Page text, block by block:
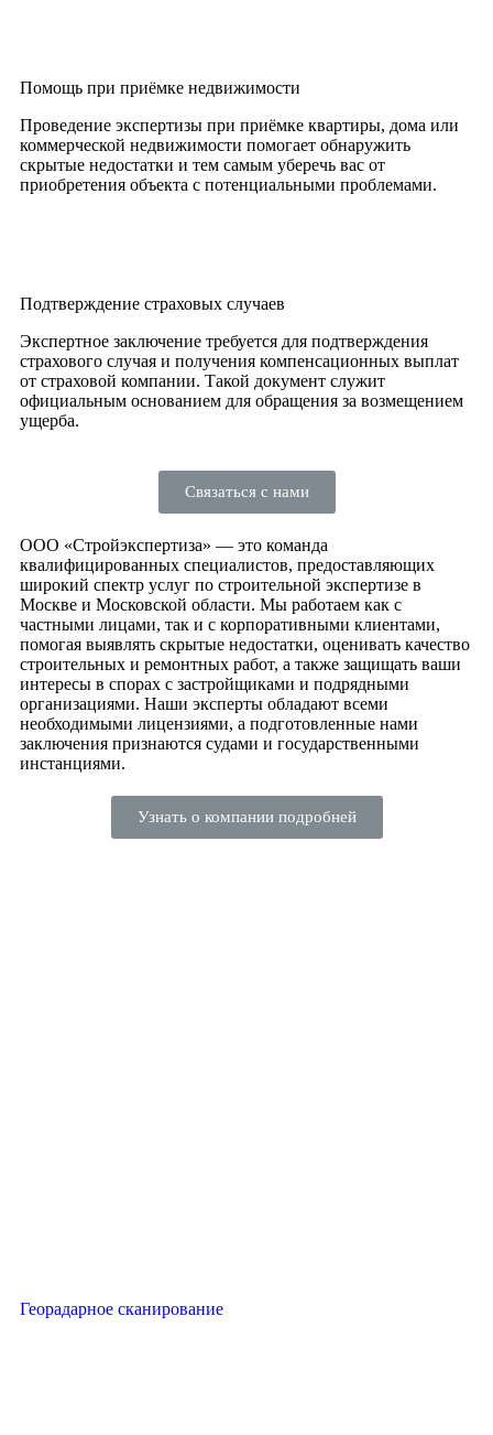
Помощь при приёмке недвижимости
Проведение экспертизы при приёмке квартиры, дома или
коммерческой недвижимости помогает обнаружить
скрытые недостатки и тем самым уберечь вас от
приобретения объекта с потенциальными проблемами.
Подтверждение страховых случаев
Экспертное заключение требуется для подтверждения
страхового случая и получения компенсационных выплат
от страховой компании. Такой документ служит
официальным основанием для обращения за возмещением
ущерба.
Связаться с нами
ООО «Стройэкспертиза» — это команда
квалифицированных специалистов, предоставляющих
широкий спектр услуг по строительной экспертизе в
Москве и Московской области. Мы работаем как с
частными лицами, так и с корпоративными клиентами,
помогая выявлять скрытые недостатки, оценивать качество
строительных и ремонтных работ, а также защищать ваши
интересы в спорах с застройщиками и подрядными
организациями. Наши эксперты обладают всеми
необходимыми лицензиями, а подготовленные нами
заключения признаются судами и государственными
инстанциями.
Узнать о компании подробней
Георадарное сканирование